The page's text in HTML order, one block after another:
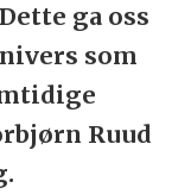
ga oss
som
Ruud